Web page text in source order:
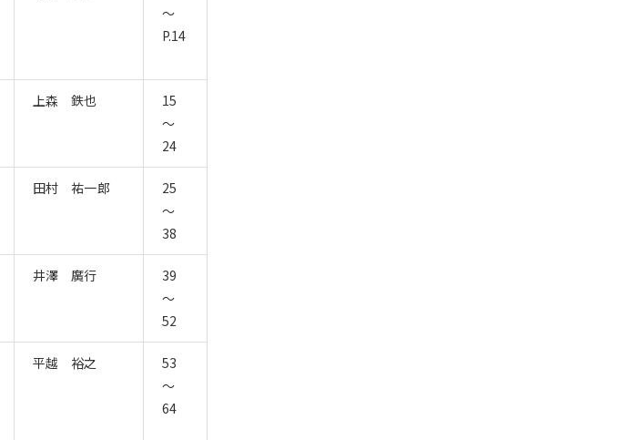
～
P.14
上森 鉄也
15
～
24
田村 祐一郎
25
～
38
井澤 廣行
39
～
52
平越 裕之
53
～
64